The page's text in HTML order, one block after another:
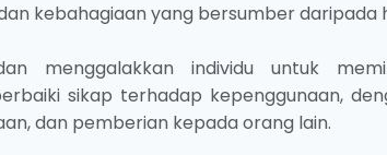
kebahagiaan yang bersumber daripada
menggalakkan individu untuk
sikap terhadap kepenggunaan,
dan pemberian kepada orang lain.